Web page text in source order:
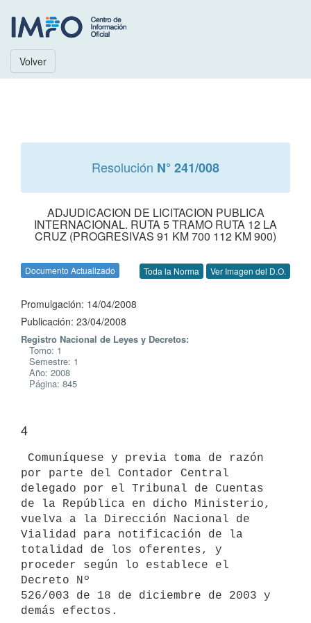
Volver
Resolución N° 241/008
ADJUDICACION DE LICITACION PUBLICA
INTERNACIONAL. RUTA 5 TRAMO RUTA 12 LA
CRUZ (PROGRESIVAS 91 KM 700 112 KM 900)
Documento Actualizado Toda la Norma Ver Imagen del D.O.
Promulgación: 14/04/2008
Publicación: 23/04/2008
Registro Nacional de Leyes y Decretos:
Tomo: 1
Semestre: 1
Año: 2008
Página: 845
4
por parte del Contador Central
delegado por el Tribunal de Cuentas
de la República en dicho Ministerio,
vuelva a la Dirección Nacional de
Vialidad para notificación de la
totalidad de los oferentes, y
proceder según lo establece el
Decreto Nº
526/003 de 18 de diciembre de 2003 y